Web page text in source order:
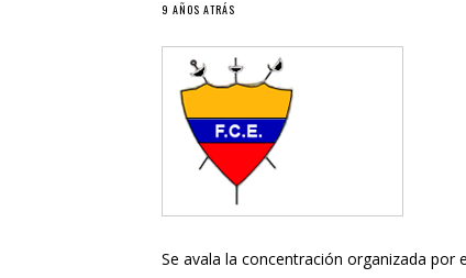
9 AÑOS ATRÁS
Se avala la concentración organizada por